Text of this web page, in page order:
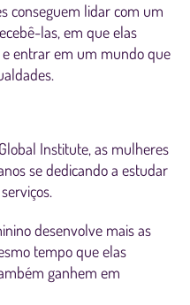
conseguem lidar com um
las, em que elas
entrar em um mundo que
Institute, as mulheres
se dedicando a estudar
desenvolve mais as
tempo que elas
ganhem em